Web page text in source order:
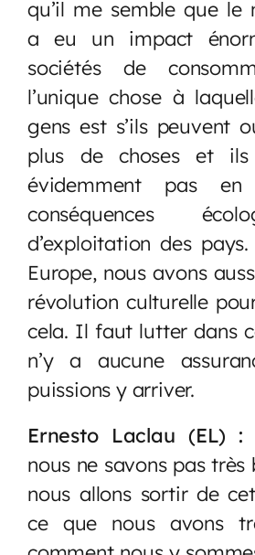
qu’il me semble que le
a eu un impact
sociétés de
l’unique chose à
gens est s’ils peuvent
plus de choses et ils
évidemment pas
conséquences
d’exploitation des
Europe, nous avons
révolution culturelle
cela. Il faut lutter dans
n’y a aucune
puissions y arriver.
Ernesto Laclau (EL) :
nous ne savons pas
nous allons sortir de
ce que nous avons